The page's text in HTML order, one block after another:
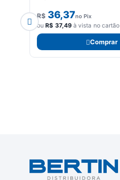
R$ 36,37no Pix
ouR$ 37,49à vista no cartão
Comprar